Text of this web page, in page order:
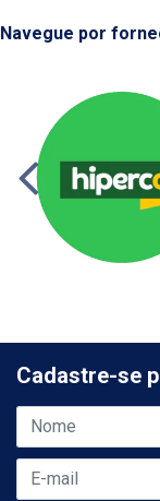
Navegue por
Cadastre-se